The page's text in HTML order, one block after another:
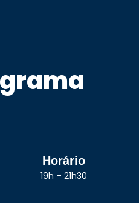
Horário
19h – 21h30